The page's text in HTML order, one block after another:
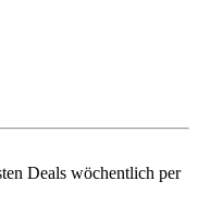
Deals wöchentlich per